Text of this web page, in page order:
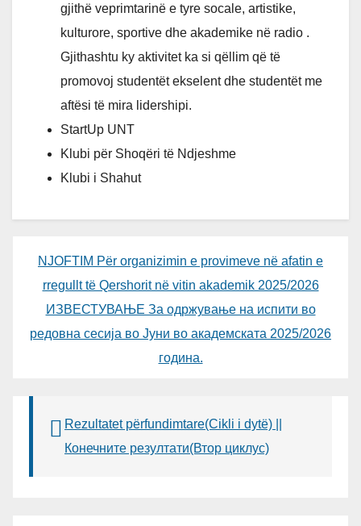
gjithë veprimtarinë e tyre socale, artistike,
kulturore, sportive dhe akademike në radio .
Gjithashtu ky aktivitet ka si qëllim që të
promovoj studentët ekselent dhe studentët me
aftësi të mira lidershipi.
StartUp UNT
Klubi për Shoqëri të Ndjeshme
Klubi i Shahut
NJOFTIM Për organizimin e provimeve në afatin e
rregullt të Qershorit në vitin akademik 2025/2026
ИЗВЕСТУВАЊЕ За одржување на испити во
редовна сесија во Јуни во академската 2025/2026
година.
Rezultatet përfundimtare(Cikli i dytë) ||
Конечните резултати(Втор циклус)